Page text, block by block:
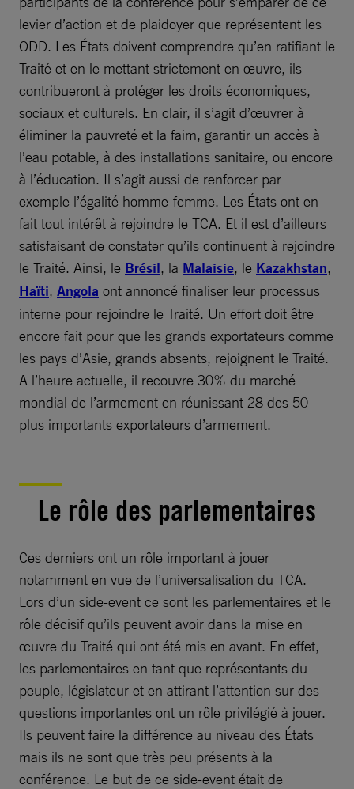
levier d’action et de plaidoyer que représentent les
ODD. Les États doivent comprendre qu’en ratifiant le
Traité et en le mettant strictement en œuvre, ils
contribueront à protéger les droits économiques,
sociaux et culturels. En clair, il s’agit d’œuvrer à
éliminer la pauvreté et la faim, garantir un accès à
l’eau potable, à des installations sanitaire, ou encore
à l’éducation. Il s’agit aussi de renforcer par
exemple l’égalité homme-femme. Les États ont en
fait tout intérêt à rejoindre le TCA. Et il est d’ailleurs
satisfaisant de constater qu’ils continuent à rejoindre
le Traité. Ainsi, le Brésil, la Malaisie, le Kazakhstan,
Haïti, Angola ont annoncé finaliser leur processus
interne pour rejoindre le Traité. Un effort doit être
encore fait pour que les grands exportateurs comme
les pays d’Asie, grands absents, rejoignent le Traité.
A l’heure actuelle, il recouvre 30% du marché
mondial de l’armement en réunissant 28 des 50
plus importants exportateurs d’armement.
Le rôle des parlementaires
Ces derniers ont un rôle important à jouer
notamment en vue de l’universalisation du TCA.
Lors d’un side-event ce sont les parlementaires et le
rôle décisif qu’ils peuvent avoir dans la mise en
œuvre du Traité qui ont été mis en avant. En effet,
les parlementaires en tant que représentants du
peuple, législateur et en attirant l’attention sur des
questions importantes ont un rôle privilégié à jouer.
Ils peuvent faire la différence au niveau des États
mais ils ne sont que très peu présents à la
conférence. Le but de ce side-event était de